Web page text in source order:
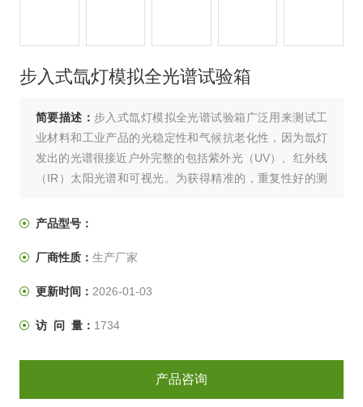
步入式氙灯模拟全光谱试验箱
简要描述： 步入式氙灯模拟全光谱试验箱广泛用来测试工
业材料和工业产品的光稳定性和气候抗老化性，因为氙灯
发出的光谱很接近户外完整的包括紫外光（UV）、红外线
（IR）太阳光谱和可视光。为获得精准的，重复性好的测
质量，光强的改变则会影响工业材料损坏速度，而光谱能
灯老化试验箱能很好的给广大顾客带来预估测试。
产品型号：
厂商性质： 生产厂家
更新时间： 2026-01-03
访 问 量： 1734
产品咨询